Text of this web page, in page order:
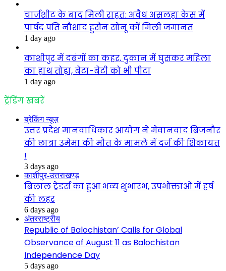
चार्जशीट के बाद मिली राहत: अवैध असलहा केस में
पार्षद पति नौशाद हुसैन सोनू कों मिली जमानत
1 day ago
काशीपुर में दबंगों का कहर, दुकान में घुसकर महिला
का हाथ तोड़ा, बेटा-बेटी को भी पीटा
1 day ago
ट्रेंडिंग खबरें
ब्रेकिंग न्यूज़
उत्तर प्रदेश मानवाधिकार आयोग ने मेवानवाद बिजनौर
की छात्रा उमेमा की मौत के मामले में दर्ज की शिकायत
!
3 days ago
काशीपुर-उत्तराखण्ड़
बिलाल ट्रेडर्स का हुआ भव्य शुभारंभ, उपभोक्ताओं में हर्ष
की लहर
6 days ago
अंतरराष्ट्रीय
Republic of Balochistan’ Calls for Global
Observance of August 11 as Balochistan
Independence Day
5 days ago